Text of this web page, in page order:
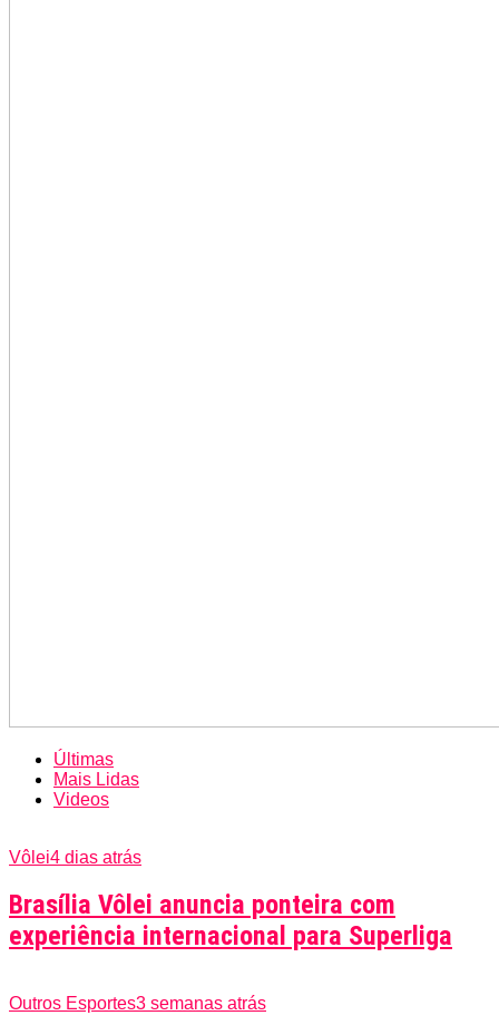
Últimas
Mais Lidas
Videos
Vôlei4 dias atrás
Brasília Vôlei anuncia ponteira com
experiência internacional para Superliga
Outros Esportes3 semanas atrás